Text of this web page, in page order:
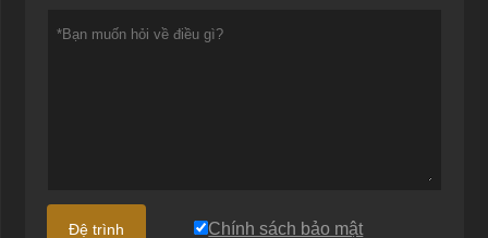
Đệ trình Chính sách bảo mật